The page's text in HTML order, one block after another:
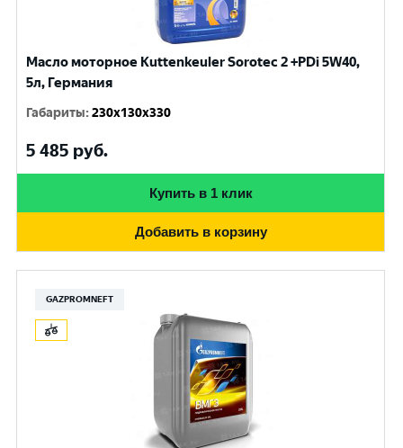
Масло моторное Kuttenkeuler Sorotec 2 +PDi 5W40,
5л, Германия
Габариты:230x130x330
5 485 руб.
Купить в 1 клик
Добавить в корзину
GAZPROMNEFT